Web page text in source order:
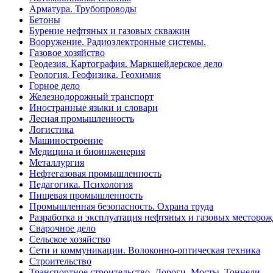
Арматура. Трубопроводы
Бетоны
Бурение нефтяных и газовых скважин
Вооружение. Радиоэлектронные системы.
Газовое хозяйство
Геодезия. Картография. Маркшейдерское дело
Геология. Геофизика. Геохимия
Горное дело
Железнодорожный транспорт
Иностранные языки и словари
Лесная промышленность
Логистика
Машиностроение
Медицина и биоинженерия
Металлургия
Нефтегазовая промышленность
Педагогика. Психология
Пищевая промышленность
Промышленная безопасность. Охрана труда
Разработка и эксплуатация нефтяных и газовых
Сварочное дело
Сельское хозяйство
Сети и коммуникации. Волоконно-оптическая техника
Строительство